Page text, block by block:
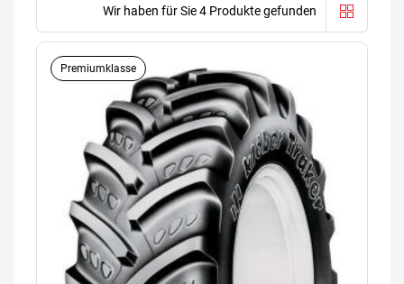
Wir haben für Sie 4 Produkte gefunden
Premiumklasse